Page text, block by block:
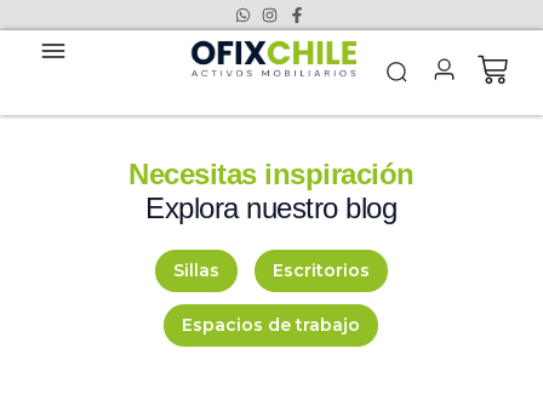
Necesitas inspiración
Explora nuestro blog
Sillas Escritorios
Espacios de trabajo